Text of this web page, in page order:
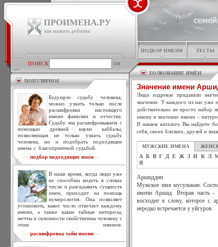
ПРОИМЕНА.РУ
как назвать ребенка
ПОИСК
ПОПУЛЯРНОЕ
Будущую судьбу человека,
можно узнать только после
расшифровки настоящего
имени фамилии и отчества.
Судьбу мы расшифровываем с
помощью древней науки каббалы,
позволяющая не только узнать судьбу
человека, но и подобрать подходящие
имена с благоприятной судьбой.
>> подбор подходящих имен <<
В наше время, когда люди уже
не способны видеть в словах
числа и разгадывать сущность
имен, приходит на помощь
нумерология. Она позволяет
установить, какое число отвечает каждому
имени, а также какие тайные интересы,
мечты и склонности свойственны человеку с
этим именем.
>> расшифровка тайн имени <<
ПОДБОР ИМЕНИ ТЕСТЫ
ТОЛКОВАНИЕ ИМЁН
Значение имени
Люди издревле придавали
значение. У каждого из нас уже
действительно не просто набор
имени и значение имени –
В нашем каталоге Вы найдете
себя, своих близких, друзей и
МУЖСКИЕ ИМЕНА
А Б В Г Д Е Ж З И К Л
Я
Аршиддин
Мужское имя мусульман.
имени Аршад. Вторая часть -
восходит к слову, которое с
нередко встречается у уйгуров.